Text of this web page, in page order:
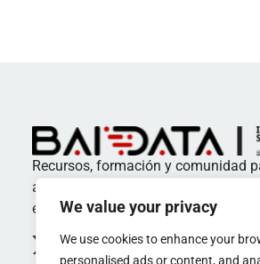
We value your privacy
We use cookies to enhance your
personalised ads or content, and
Recursos, formación y comunidad
adopción de estándares y buenas
espacios de datos